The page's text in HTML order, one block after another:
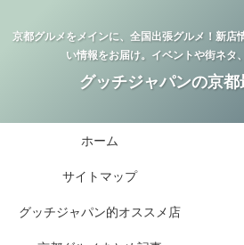
京都グルメをメインに、全国出張グルメ！新店
い情報をお届け。イベントや街ネタ
グッチジャパンの京都
ホーム
サイトマップ
グッチジャパン的オススメ店